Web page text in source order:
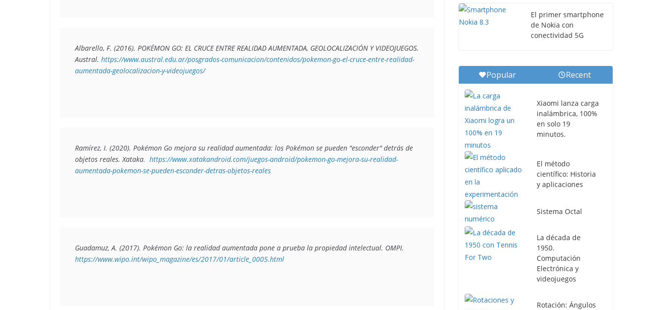
Albarello, F. (2016).
Austral. https://www.austral.edu.ar/posgrados-comunicacion/contenidos/pokemon-go-el-cruce-entre-realidad-
aumentada-geolocalizacion-y-videojuegos/
Ramírez, I. (2020). Pokémon Go mejora su realidad aumentada: los Pokémon se pueden "esconder" detrás de
objetos reales. Xataka.  https://www.xatakandroid.com/juegos-android/pokemon-go-mejora-su-realidad-
aumentada-pokemon-se-pueden-esconder-detras-objetos-reales
Guadamuz, A. (2017). Pokémon Go: la realidad aumentada pone a prueba la propiedad intelectual.
https://www.wipo.int/wipo_magazine/es/2017/01/article_0005.html
El primer smartphone
de Nokia con
conectividad 5G
Popular Recent
Xiaomi lanza carga
inalámbrica, 100%
en solo 19
minutos.
El método
científico: Historia
y aplicaciones
Sistema Octal
La década de
1950.
Computación
Electrónica y
videojuegos
Rotación: Ángulos